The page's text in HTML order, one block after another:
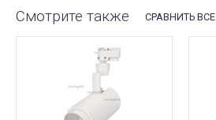
Смотрите также СРАВНИТЬ ВСЕ